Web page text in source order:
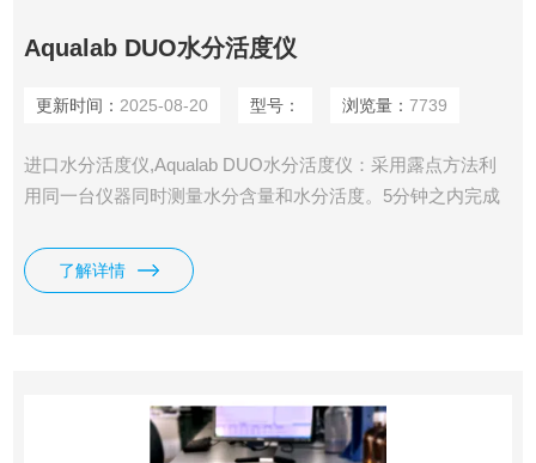
Aqualab DUO水分活度仪
更新时间： 2025-08-20 型号： 浏览量： 7739
进口水分活度仪,Aqualab DUO水分活度仪：采用露点方法利
用同一台仪器同时测量水分含量和水分活度。5分钟之内完成
优势。
了解详情